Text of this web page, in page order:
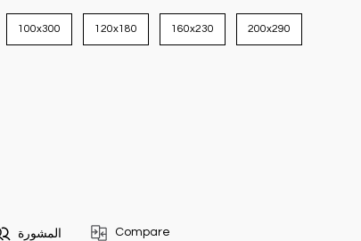
100x300 120x180 160x230 200x290
المشورة Compare